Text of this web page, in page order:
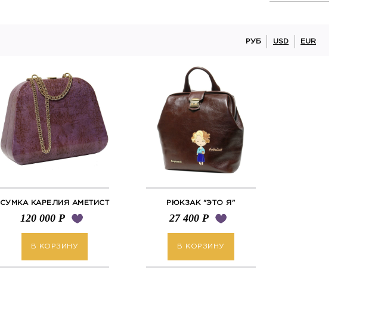
РУБ USD EUR
СУМКА КАРЕЛИЯ АМЕТИСТ
120 000 Р
В КОРЗИНУ
РЮКЗАК "ЭТО Я"
27 400 Р
В КОРЗИНУ